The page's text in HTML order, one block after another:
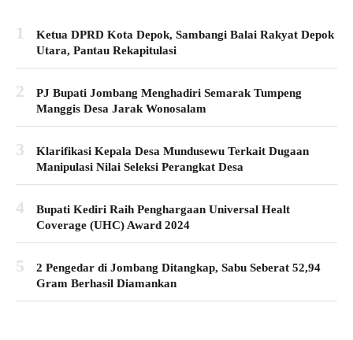
1
Ketua DPRD Kota Depok, Sambangi Balai Rakyat Depok
Utara, Pantau Rekapitulasi
2
PJ Bupati Jombang Menghadiri Semarak Tumpeng
Manggis Desa Jarak Wonosalam
3
Klarifikasi Kepala Desa Mundusewu Terkait Dugaan
Manipulasi Nilai Seleksi Perangkat Desa
4
Bupati Kediri Raih Penghargaan Universal Healt
Coverage (UHC) Award 2024
5
2 Pengedar di Jombang Ditangkap, Sabu Seberat 52,94
Gram Berhasil Diamankan